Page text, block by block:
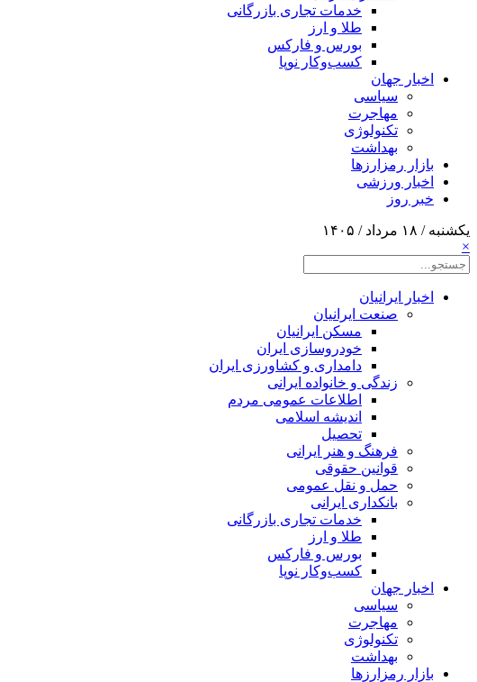
خدمات تجاری بازرگانی
طلا و ارز
بورس و فارکس
کسب‌وکار نوپا
اخبار جهان
سیاسی
مهاجرت
تکنولوژی
بهداشت
بازار رمزارزها
اخبار ورزشی
خبر روز
یکشنبه / ۱۸ مرداد / ۱۴۰۵
×
اخبار ایرانیان
صنعت ایرانیان
مسکن ایرانیان
خودروسازی ایران
دامداری و کشاورزی ایران
زندگی و خانواده ایرانی
اطلاعات عمومی مردم
اندیشه اسلامی
تحصیل
فرهنگ و هنر ایرانی
قوانین حقوقی
حمل و نقل عمومی
بانکداری ایرانی
خدمات تجاری بازرگانی
طلا و ارز
بورس و فارکس
کسب‌وکار نوپا
اخبار جهان
سیاسی
مهاجرت
تکنولوژی
بهداشت
بازار رمزارزها